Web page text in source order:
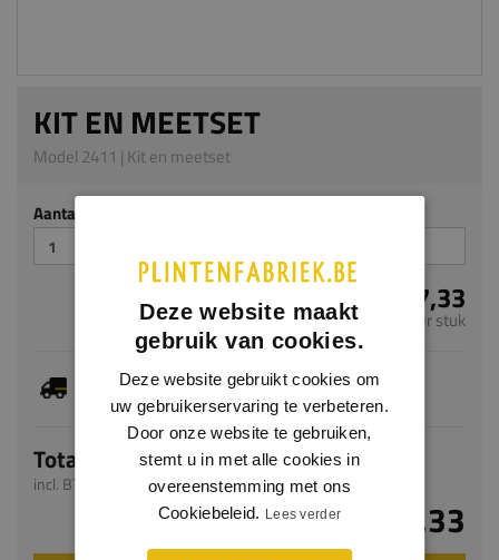
KIT EN MEETSET
Model 2411 | Kit en meetset
Aantal stuks
€ 27,33
per stuk
Dit artikel is voorradig, de verwachte levertijd
bedraagt 1-3 werkdagen
Totaal
incl. BTW
€ 27,33
Deze website maakt
gebruik van cookies.
Deze website gebruikt cookies om
uw gebruikerservaring te verbeteren.
Door onze website te gebruiken,
stemt u in met alle cookies in
overeenstemming met ons
Cookiebeleid. Lees verder